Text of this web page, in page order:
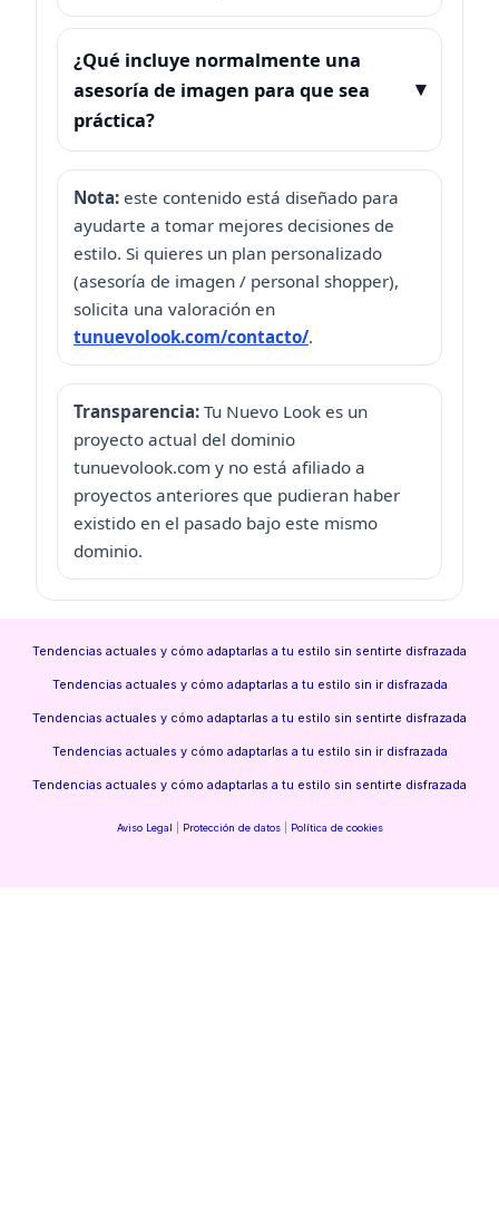
¿Qué incluye normalmente una
asesoría de imagen para que sea
práctica?
Nota: este contenido está diseñado para
ayudarte a tomar mejores decisiones de
estilo. Si quieres un plan personalizado
(asesoría de imagen / personal shopper),
solicita una valoración en
tunuevolook.com/contacto/.
Transparencia: Tu Nuevo Look es un
proyecto actual del dominio
tunuevolook.com y no está afiliado a
proyectos anteriores que pudieran haber
existido en el pasado bajo este mismo
dominio.
Tendencias actuales y cómo adaptarlas a tu estilo sin sentirte disfrazada
Tendencias actuales y cómo adaptarlas a tu estilo sin ir disfrazada
Tendencias actuales y cómo adaptarlas a tu estilo sin sentirte disfrazada
Tendencias actuales y cómo adaptarlas a tu estilo sin ir disfrazada
Tendencias actuales y cómo adaptarlas a tu estilo sin sentirte disfrazada
Aviso Legal Protección de datos| Política de cookies